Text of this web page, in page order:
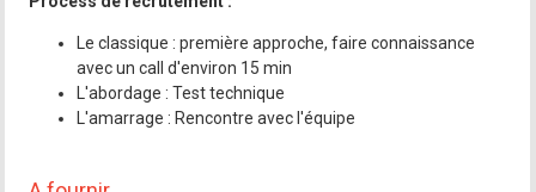
Le classique : première approche, faire connaissance
avec un call d'environ 15 min
L'abordage : Test technique
L'amarrage : Rencontre avec l'équipe